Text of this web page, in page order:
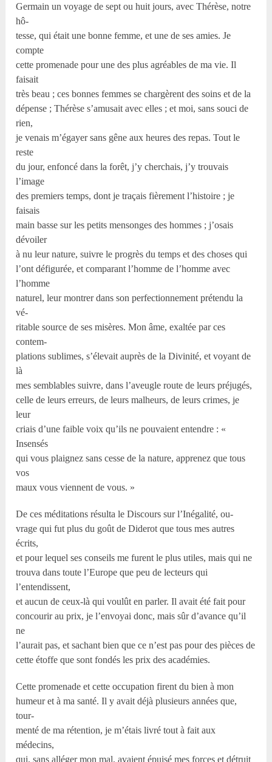
Germain un voyage de sept ou huit jours, avec Thérèse, notre
hô-
tesse, qui était une bonne femme, et une de ses amies. Je
compte
cette promenade pour une des plus agréables de ma vie. Il
faisait
très beau ; ces bonnes femmes se chargèrent des soins et de la
dépense ; Thérèse s’amusait avec elles ; et moi, sans souci de
rien,
je venais m’égayer sans gêne aux heures des repas. Tout le
reste
du jour, enfoncé dans la forêt, j’y cherchais, j’y trouvais
l’image
des premiers temps, dont je traçais fièrement l’histoire ; je
faisais
main basse sur les petits mensonges des hommes ; j’osais
dévoiler
à nu leur nature, suivre le progrès du temps et des choses qui
l’ont défigurée, et comparant l’homme de l’homme avec
l’homme
naturel, leur montrer dans son perfectionnement prétendu la
vé-
ritable source de ses misères. Mon âme, exaltée par ces
contem-
plations sublimes, s’élevait auprès de la Divinité, et voyant de
là
mes semblables suivre, dans l’aveugle route de leurs préjugés,
celle de leurs erreurs, de leurs malheurs, de leurs crimes, je
leur
criais d’une faible voix qu’ils ne pouvaient entendre : «
Insensés
qui vous plaignez sans cesse de la nature, apprenez que tous
vos
maux vous viennent de vous. »
De ces méditations résulta le Discours sur l’Inégalité, ou-
vrage qui fut plus du goût de Diderot que tous mes autres
écrits,
et pour lequel ses conseils me furent le plus utiles, mais qui ne
trouva dans toute l’Europe que peu de lecteurs qui
l’entendissent,
et aucun de ceux-là qui voulût en parler. Il avait été fait pour
concourir au prix, je l’envoyai donc, mais sûr d’avance qu’il
ne
l’aurait pas, et sachant bien que ce n’est pas pour des pièces de
cette étoffe que sont fondés les prix des académies.
Cette promenade et cette occupation firent du bien à mon
humeur et à ma santé. Il y avait déjà plusieurs années que,
tour-
menté de ma rétention, je m’étais livré tout à fait aux
médecins,
qui, sans alléger mon mal, avaient épuisé mes forces et détruit